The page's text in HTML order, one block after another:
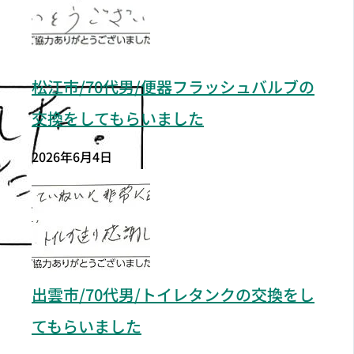
松江市/70代男/便器フラッシュバルブの
交換をしてもらいました
2026年6月4日
出雲市/70代男/トイレタンクの交換をし
てもらいました